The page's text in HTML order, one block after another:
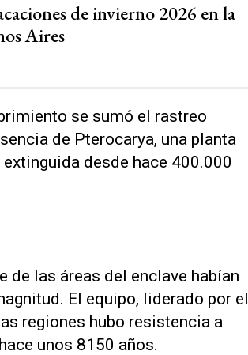
de invierno 2026 en la
Aires
se sumó el rastreo
de Pterocarya, una planta
desde hace 400.000
las áreas del enclave habían
El equipo, liderado por el
regiones hubo resistencia a
unos 8150 años.